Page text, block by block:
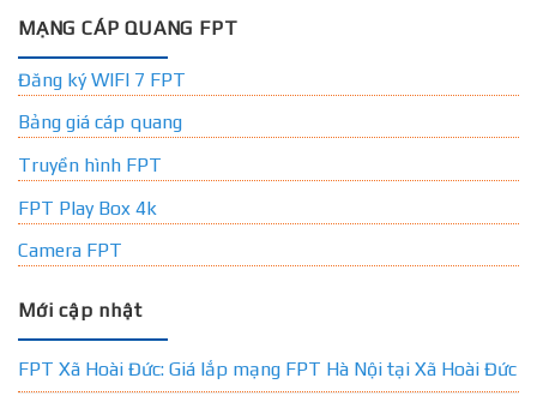
MẠNG CÁP QUANG FPT
Đăng ký WIFI 7 FPT
Bảng giá cáp quang
Truyền hình FPT
FPT Play Box 4k
Camera FPT
Mới cập nhật
FPT Xã Hoài Đức: Giá lắp mạng FPT Hà Nội tại Xã Hoài Đức